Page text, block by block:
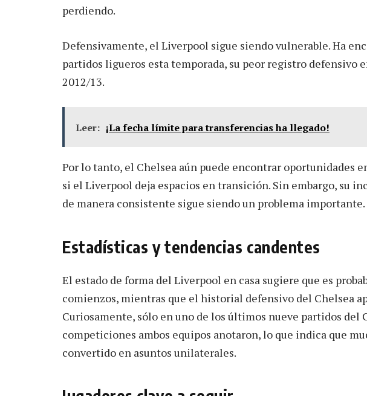
perdiendo.
Defensivamente, el Liverpool sigue siendo vulnerable. Ha
partidos ligueros esta temporada, su peor registro defensivo
2012/13.
Leer: ¡La fecha límite para transferencias ha llegado!
Por lo tanto, el Chelsea aún puede encontrar oportunidades
si el Liverpool deja espacios en transición. Sin embargo, su
de manera consistente sigue siendo un problema importante.
Estadísticas y tendencias candentes
El estado de forma del Liverpool en casa sugiere que es
comienzos, mientras que el historial defensivo del Chelsea
Curiosamente, sólo en uno de los últimos nueve partidos del
competiciones ambos equipos anotaron, lo que indica que
convertido en asuntos unilaterales.